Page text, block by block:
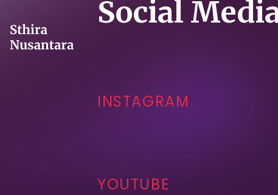
Social
INSTAGRAM
YOUTUBE